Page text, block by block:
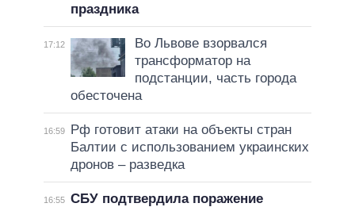
праздника
17:12
Во Львове взорвался
трансформатор на
подстанции, часть города
обесточена
16:59
Рф готовит атаки на объекты стран
Балтии с использованием украинских
дронов – разведка
16:55 СБУ подтвердила поражение